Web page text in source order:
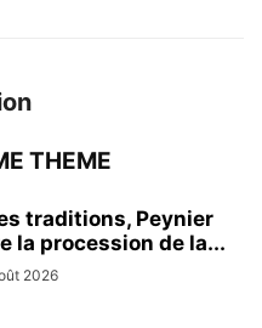
THEME
traditions, Peynier
la procession de la...
2026